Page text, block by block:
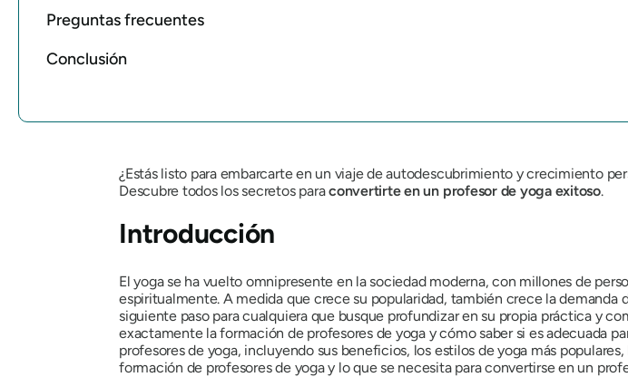
Preguntas frecuentes
Conclusión
¿Estás listo para embarcarte en un viaje de autodescubrimiento y crecimiento
Descubre todos los secretos paraconvertirte en un profesor de yoga exitoso.
Introducción
El yoga se ha vuelto omnipresente en la sociedad moderna, con millones de
espiritualmente. A medida que crece su popularidad, también crece la
siguiente paso para cualquiera que busque profundizar en su propia práctica y
exactamente la formación de profesores de yoga y cómo saber si es adecuada
profesores de yoga, incluyendo sus beneficios, los estilos de yoga más
formación de profesores de yoga y lo que se necesita para convertirse en un